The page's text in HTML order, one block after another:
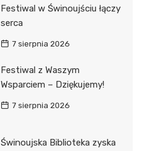
Festiwal w Świnoujściu łączy
serca
7 sierpnia 2026
Festiwal z Waszym
Wsparciem – Dziękujemy!
7 sierpnia 2026
Świnoujska Biblioteka zyska